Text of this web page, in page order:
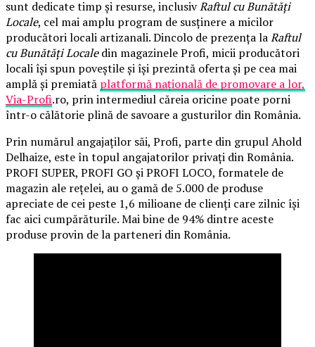
sunt dedicate timp și resurse, inclusivRaftul cu Bunătăți
Locale, cel mai amplu program de susținere a micilor
producători locali artizanali. Dincolo de prezența laRaftul
cu Bunătăți Localedin magazinele Profi, micii producători
locali își spun poveștile și își prezintă oferta și pe cea mai
amplă și premiată platformă națională de promovare a lor,
Via-Profi.ro, prin intermediul căreia oricine poate porni
într-o călătorie plină de savoare a gusturilor din România.
Prin numărul angajaților săi, Profi, parte din grupul Ahold
Delhaize, este în topul angajatorilor privați din România.
PROFI SUPER, PROFI GO și PROFI LOCO, formatele de
magazin ale rețelei, au o gamă de 5.000 de produse
apreciate de cei peste 1,6 milioane de clienți care zilnic își
fac aici cumpărăturile. Mai bine de 94% dintre aceste
produse provin de la parteneri din România.